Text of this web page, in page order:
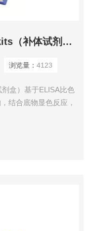
WIESLAB® Complement kits（补体试剂盒）
浏览量： 4123
盒）基于ELISA比色
结合底物显色反应，